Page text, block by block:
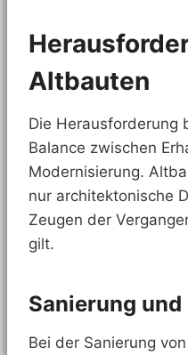
Altbauten
Die Herausforderung
Balance zwischen
Modernisierung.
nur architektonische
Zeugen der
gilt.
Sanierung
Bei der Sanierung